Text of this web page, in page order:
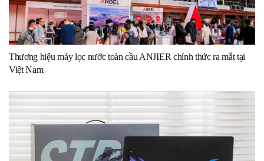
Thương hiệu máy lọc nước toàn cầu ANJIER chính thức ra mắt tại
Việt Nam